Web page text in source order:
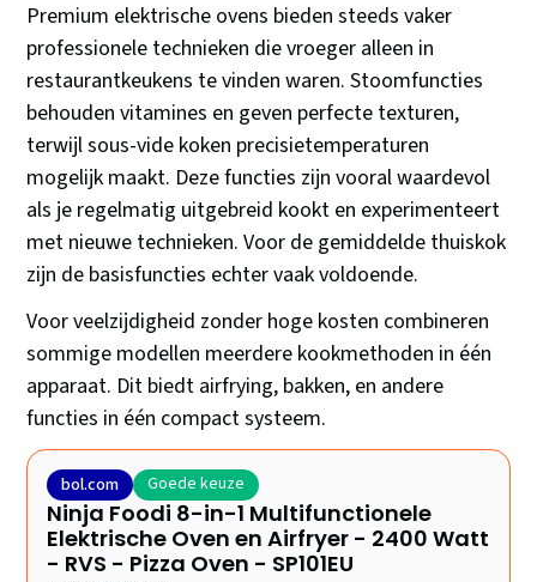
Premium elektrische ovens bieden steeds vaker
professionele technieken die vroeger alleen in
restaurantkeukens te vinden waren. Stoomfuncties
behouden vitamines en geven perfecte texturen,
terwijl sous-vide koken precisietemperaturen
mogelijk maakt. Deze functies zijn vooral waardevol
als je regelmatig uitgebreid kookt en experimenteert
met nieuwe technieken. Voor de gemiddelde thuiskok
zijn de basisfuncties echter vaak voldoende.
Voor veelzijdigheid zonder hoge kosten combineren
sommige modellen meerdere kookmethoden in één
apparaat. Dit biedt airfrying, bakken, en andere
functies in één compact systeem.
bol.com Goede keuze
Ninja Foodi 8-in-1 Multifunctionele
Elektrische Oven en Airfryer - 2400 Watt
- RVS - Pizza Oven - SP101EU